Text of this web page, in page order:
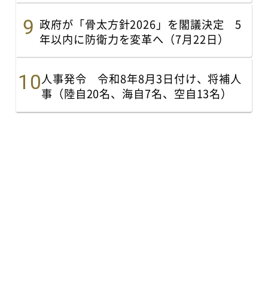
政府が「骨太方針2026」を閣議決定 5
年以内に防衛力を変革へ（7月22日）
人事発令 令和8年8月3日付け、将補人
事（陸自20名、海自7名、空自13名）